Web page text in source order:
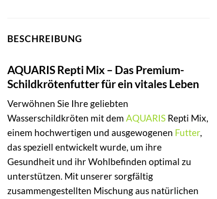
BESCHREIBUNG
AQUARIS Repti Mix – Das Premium-
Schildkrötenfutter für ein vitales Leben
Verwöhnen Sie Ihre geliebten
Wasserschildkröten mit dem AQUARIS Repti Mix,
einem hochwertigen und ausgewogenen Futter,
das speziell entwickelt wurde, um ihre
Gesundheit und ihr Wohlbefinden optimal zu
unterstützen. Mit unserer sorgfältig
zusammengestellten Mischung aus natürlichen